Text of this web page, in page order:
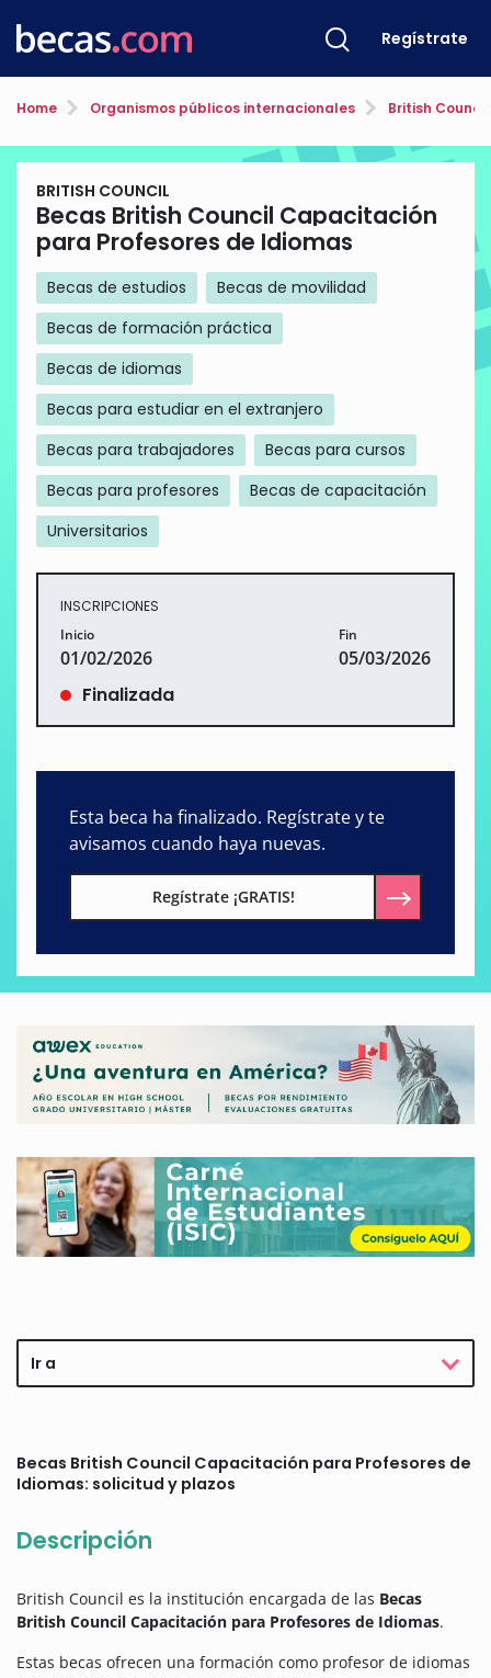
Regístrate
Home Organismos públicos internacionales British Council
BRITISH COUNCIL
Becas British Council Capacitación
para Profesores de Idiomas
Becas de estudios
Becas de movilidad
Becas de formación práctica
Becas de idiomas
Becas para estudiar en el extranjero
Becas para trabajadores
Becas para cursos
Becas para profesores
Becas de capacitación
Universitarios
INSCRIPCIONES
Inicio
01/02/2026
Fin
05/03/2026
Finalizada
Esta beca ha finalizado. Regístrate y te
avisamos cuando haya nuevas.
Regístrate ¡GRATIS!
Ir a
Becas British Council Capacitación para Profesores de
Idiomas: solicitud y plazos
Descripción
British Council es la institución encargada de las Becas
British Council Capacitación para Profesores de Idiomas.
Estas becas ofrecen una formación como profesor de idiomas